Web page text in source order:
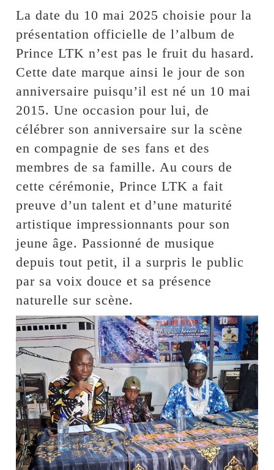
La date du 10 mai 2025 choisie pour la
présentation officielle de l’album de
Prince LTK n’est pas le fruit du hasard.
Cette date marque ainsi le jour de son
anniversaire puisqu’il est né un 10 mai
2015. Une occasion pour lui, de
célébrer son anniversaire sur la scène
en compagnie de ses fans et des
membres de sa famille. Au cours de
cette cérémonie, Prince LTK a fait
preuve d’un talent et d’une maturité
artistique impressionnants pour son
jeune âge. Passionné de musique
depuis tout petit, il a surpris le public
par sa voix douce et sa présence
naturelle sur scène.